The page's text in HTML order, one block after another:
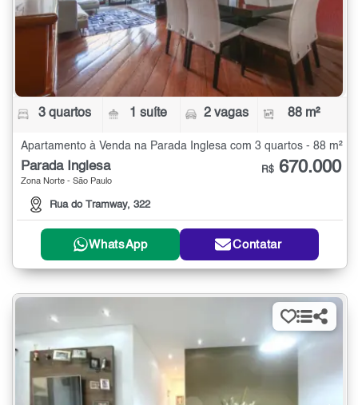
3 quartos 1 suíte 2 vagas 88 m²
Apartamento à Venda na Parada Inglesa com 3 quartos - 88 m²
Parada Inglesa
Zona Norte - São Paulo
Rua do Tramway, 322
R$ 670.000
WhatsApp Contatar